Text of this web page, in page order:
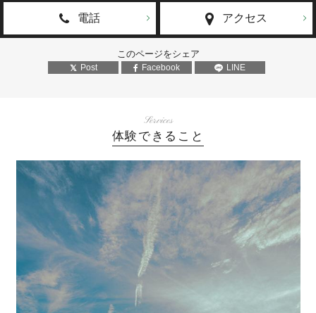
電話 アクセス
このページをシェア
Post Facebook LINE
Services
体験できること